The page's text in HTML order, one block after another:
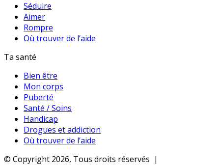
Séduire
Aimer
Rompre
Où trouver de l’aide
Ta santé
Bien être
Mon corps
Puberté
Santé / Soins
Handicap
Drogues et addiction
Où trouver de l’aide
© Copyright 2026, Tous droits réservés |